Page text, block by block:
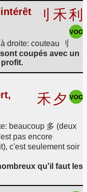
刂 禾利
droite: couteau 刂
coupés avec un
禾 夕
beaucoup 多 (deux
pas encore
c'est seulement soir
qu'il faut les